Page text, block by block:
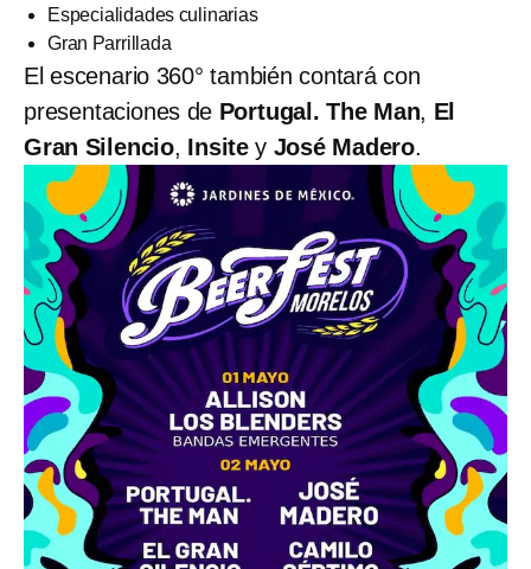
Especialidades culinarias
Gran Parrillada
El escenario 360° también contará con
presentaciones de Portugal. The Man, El
Gran Silencio, Insite y José Madero.